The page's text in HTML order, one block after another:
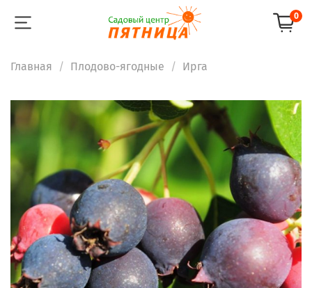
0
Главная Плодово-ягодные Ирга